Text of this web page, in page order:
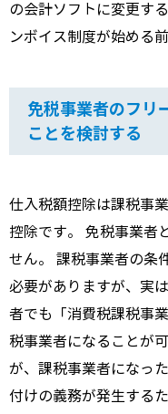
の会計ソフトに変更す
ンボイス制度が始める
免税事業者のフリ
ことを検討する
仕入税額控除は課税事
控除です。 免税事業者
せん。 課税事業者の条
必要がありますが、実
者でも「消費税課税事
税事業者になることが
が、課税事業者になっ
付けの義務が発生する